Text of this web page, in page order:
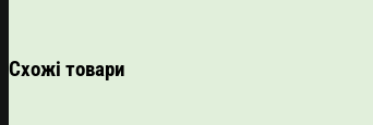
Схожі товари